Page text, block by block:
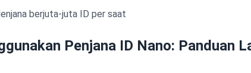
berjuta-juta ID per saat
Penjana ID Nano: Panduan